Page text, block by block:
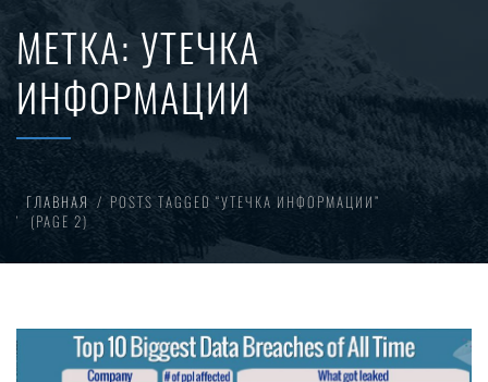
МЕТКА:УТЕЧКА
ИНФОРМАЦИИ
ГЛАВНАЯ
POSTS TAGGED “УТЕЧКА ИНФОРМАЦИИ”
(PAGE 2)